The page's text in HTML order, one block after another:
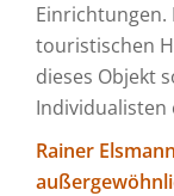
Einrichtungen.
touristischen
dieses Objekt
Individualisten
Rainer